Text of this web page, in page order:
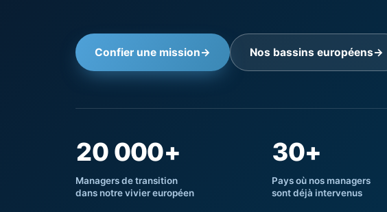
Confier une mission→ Nos bassins européens→
20 000+
Managers de transition
dans notre vivier européen
30+
Pays où nos managers
sont déjà intervenus